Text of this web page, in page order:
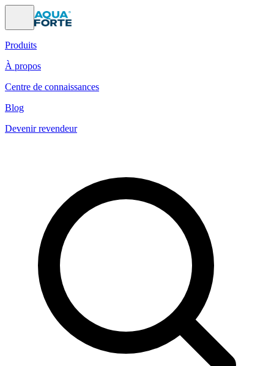
Produits
À propos
Centre de connaissances
Blog
Devenir revendeur